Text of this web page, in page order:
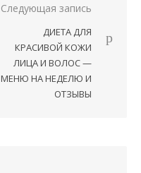
Следующая запись
ДИЕТА ДЛЯ
КРАСИВОЙ КОЖИ
ЛИЦА И ВОЛОС —
МЕНЮ НА НЕДЕЛЮ И
ОТЗЫВЫ